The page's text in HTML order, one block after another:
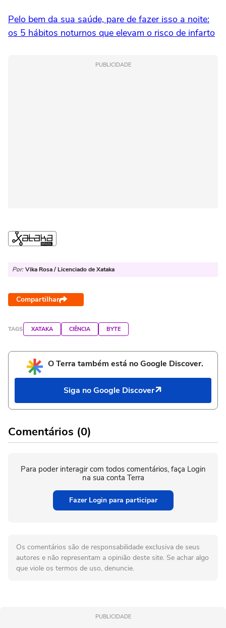
Pelo bem da sua saúde, pare de fazer isso a noite:
os 5 hábitos noturnos que elevam o risco de infarto
PUBLICIDADE
Por: Vika Rosa / Licenciado de Xataka
Compartilhar
TAGS XATAKA CIÊNCIA BYTE
O Terra também está no Google Discover.
Siga no Google Discover
Comentários (0)
Para poder interagir com todos comentários, faça Login
na sua conta Terra
Fazer Login para participar
Os comentários são de responsabilidade exclusiva de seus
autores e não representam a opinião deste site. Se achar algo
que viole os termos de uso, denuncie.
PUBLICIDADE